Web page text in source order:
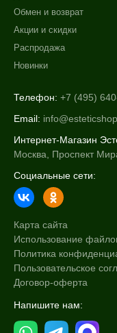
Обмен и возврат
Акции и скидки
Распродажа
Новинки
Телефон: +7 (495)
Email:
Интернет-Магазин
Москва, Проспект
Социальные сети:
Карта сайта
Использование
Политика
Пользовательское
Договор-оферта
Напишите нам: